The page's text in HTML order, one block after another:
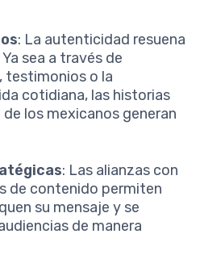
: La autenticidad resuena
sea a través de
testimonios o la
cotidiana, las historias
los mexicanos generan
: Las alianzas con
de contenido permiten
su mensaje y se
de manera